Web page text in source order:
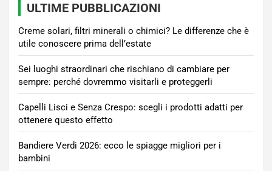
ULTIME PUBBLICAZIONI
Creme solari, filtri minerali o chimici? Le differenze che è
utile conoscere prima dell’estate
Sei luoghi straordinari che rischiano di cambiare per
sempre: perché dovremmo visitarli e proteggerli
Capelli Lisci e Senza Crespo: scegli i prodotti adatti per
ottenere questo effetto
Bandiere Verdi 2026: ecco le spiagge migliori per i
bambini